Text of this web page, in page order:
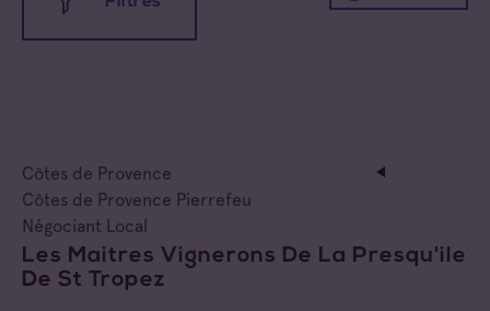
Coteaux d'Aix-en-Provence
Côtes de Provence Fréjus
Côtes de Provence La Londe
Côtes de Provence Notre Dame des Anges
Negociant
Négociant Local
Côtes de Provence
Côtes de Provence Pierrefeu
Négociant Local
Les Maitres Vignerons De La Presqu'ile
De St Tropez